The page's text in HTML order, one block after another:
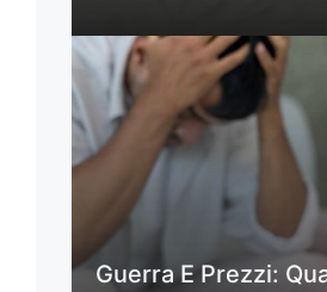
Guerra E Prezzi: